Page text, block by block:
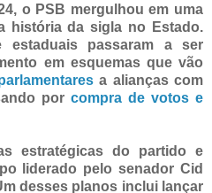
o PSB mergulhou em uma
história da sigla no Estado.
estaduais passaram a ser
em esquemas que vão
a alianças com
por compra de votos e
estratégicas do partido e
liderado pelo senador Cid
desses planos inclui lançar